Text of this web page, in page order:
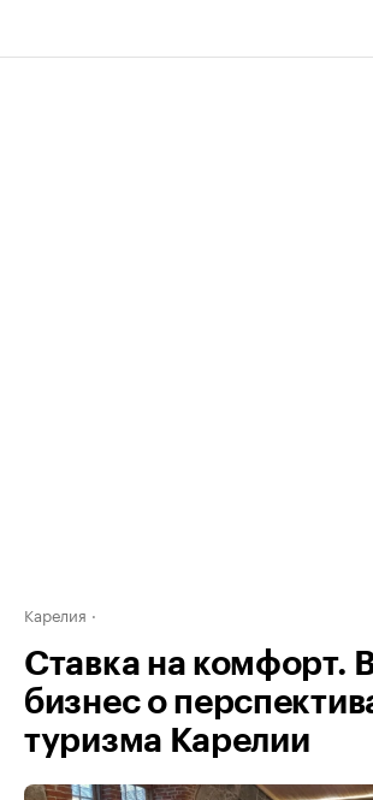
Карелия
Ставка на комфорт.
бизнес о
туризма Карелии